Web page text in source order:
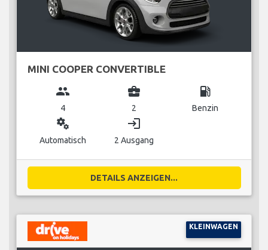
MINI COOPER CONVERTIBLE
group
4
business_center
2
local_gas_station
Benzin
miscellaneous_services
Automatisch
login
2 Ausgang
DETAILS ANZEIGEN...
KLEINWAGEN